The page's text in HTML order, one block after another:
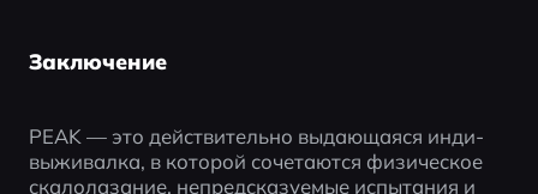
Заключение
PEAK — это действительно выдающаяся инди-
выживалка, в которой сочетаются физическое
скалолазание, непредсказуемые испытания и